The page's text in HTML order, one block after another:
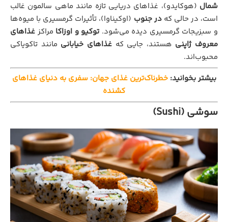
شمال (هوکایدو)، غذاهای دریایی تازه مانند ماهی سالمون غالب
است، در حالی کهدر جنوب (اوکیناوا)، تأثیرات گرمسیری با میوه‌ها
و سبزیجات گرمسیری دیده می‌شود. توکیو و اوزاکا مراکز غذاهای
معروف ژاپنی هستند، جایی کهغذاهای خیابانی مانند تاکویاکی
محبوب‌اند.
بیشتر بخوانید:خطرناک‌ترین غذای جهان: سفری به دنیای غذاهای
کشنده
سوشی (Sushi)